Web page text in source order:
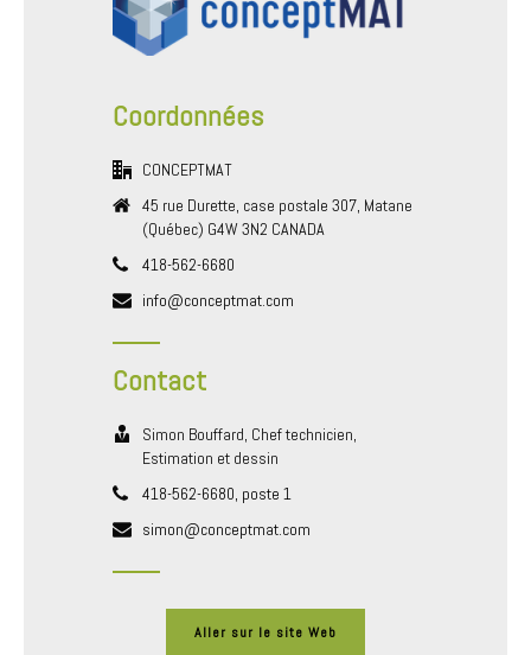
Coordonnées
CONCEPTMAT
45 rue Durette, case postale 307, Matane
(Québec) G4W 3N2 CANADA
418-562-6680
info@conceptmat.com
Contact
Simon Bouffard, Chef technicien,
Estimation et dessin
418-562-6680, poste 1
simon@conceptmat.com
Aller sur le site Web